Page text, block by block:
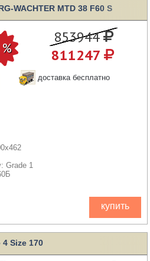
WACHTER MTD 38 F60 S
853944
811247
доставка бесплатно
Grade 1
купить
Size 170